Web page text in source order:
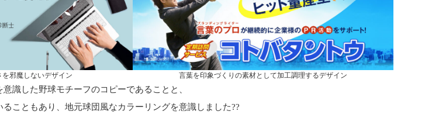
邪魔しないデザイン 言葉を印象づくりの素材として加工調理するデザイン
識した野球モチーフのコピーであることと、
こともあり、地元球団風なカラーリングを意識しました??